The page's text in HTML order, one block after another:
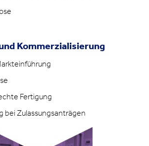
Kommerzialisierung
Fertigung
bei Zulassungsanträgen